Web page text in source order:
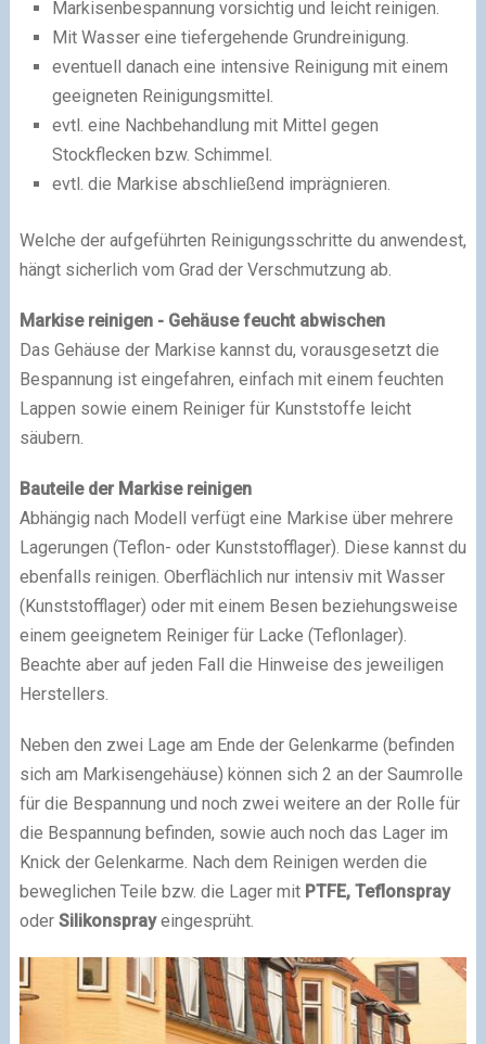
Markisenbespannung vorsichtig und leicht reinigen.
Mit Wasser eine tiefergehende Grundreinigung.
eventuell danach eine intensive Reinigung mit einem
geeigneten Reinigungsmittel.
evtl. eine Nachbehandlung mit Mittel gegen
Stockflecken bzw. Schimmel.
evtl. die Markise abschließend imprägnieren.
Welche der aufgeführten Reinigungsschritte du anwendest,
hängt sicherlich vom Grad der Verschmutzung ab.
Markise reinigen - Gehäuse feucht abwischen
Das Gehäuse der Markise kannst du, vorausgesetzt die
Bespannung ist eingefahren, einfach mit einem feuchten
Lappen sowie einem Reiniger für Kunststoffe leicht
säubern.
Bauteile der Markise reinigen
Abhängig nach Modell verfügt eine Markise über mehrere
Lagerungen (Teflon- oder Kunststofflager). Diese kannst du
ebenfalls reinigen. Oberflächlich nur intensiv mit Wasser
(Kunststofflager) oder mit einem Besen beziehungsweise
einem geeignetem Reiniger für Lacke (Teflonlager).
Beachte aber auf jeden Fall die Hinweise des jeweiligen
Herstellers.
Neben den zwei Lage am Ende der Gelenkarme (befinden
sich am Markisengehäuse) können sich 2 an der Saumrolle
für die Bespannung und noch zwei weitere an der Rolle für
die Bespannung befinden, sowie auch noch das Lager im
Knick der Gelenkarme. Nach dem Reinigen werden die
beweglichen Teile bzw. die Lager mitPTFE, Teflonspray
oder Silikonsprayeingesprüht.